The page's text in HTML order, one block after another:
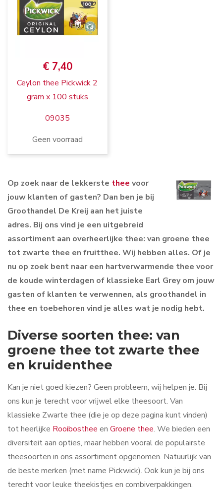
€ 7,40
Ceylon thee Pickwick 2
gram x 100 stuks
09035
Geen voorraad
Op zoek naar de lekkerste thee voor
jouw klanten of gasten? Dan ben je bij
Groothandel De Kreij aan het juiste
adres. Bij ons vind je een uitgebreid
assortiment aan overheerlijke thee: van groene thee
tot zwarte thee en fruitthee. Wij hebben alles. Of je
nu op zoek bent naar een hartverwarmende thee voor
de koude winterdagen of klassieke Earl Grey om jouw
gasten of klanten te verwennen, als groothandel in
thee en toebehoren vind je alles wat je nodig hebt.
Diverse soorten thee: van
groene thee tot zwarte thee
en kruidenthee
Kan je niet goed kiezen? Geen probleem, wij helpen je. Bij
ons kun je terecht voor vrijwel elke theesoort. Van
klassieke Zwarte thee (die je op deze pagina kunt vinden)
tot heerlijke Rooibosthee en Groene thee. We bieden een
diversiteit aan opties, maar hebben vooral de populairste
theesoorten in ons assortiment opgenomen. Natuurlijk van
de beste merken (met name Pickwick). Ook kun je bij ons
terecht voor leuke theekistjes en combiverpakkingen.